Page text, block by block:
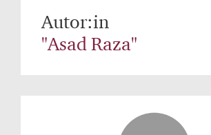
Autor:in
"Asad Raza"